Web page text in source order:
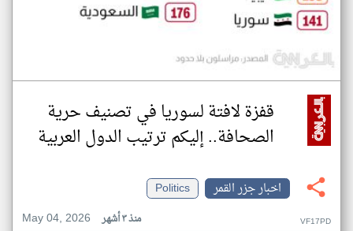
قفزة لافتة لسوريا في تصنيف حرية
الصحافة.. إليكم ترتيب الدول العربية
اخبار جزر القمر
Politics
May 04, 2026
منذ ٣ أشهر VF17PD